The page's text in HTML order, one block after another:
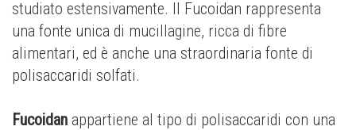
studiato estensivamente. Il Fucoidan rappresenta
una fonte unica di mucillagine, ricca di fibre
alimentari, ed è anche una straordinaria fonte di
polisaccaridi solfati.
Fucoidan appartiene al tipo di polisaccaridi con una